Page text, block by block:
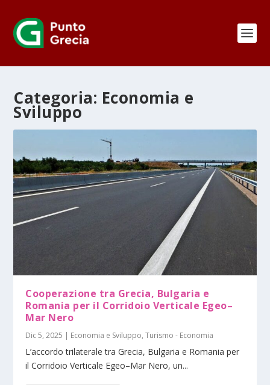
Categoria: Economia e
Sviluppo
Cooperazione tra Grecia, Bulgaria e
Romania per il Corridoio Verticale Egeo–
Mar Nero
Dic 5, 2025 | Economia e Sviluppo,Turismo - Economia
L’accordo trilaterale tra Grecia, Bulgaria e Romania per
il Corridoio Verticale Egeo–Mar Nero, un...